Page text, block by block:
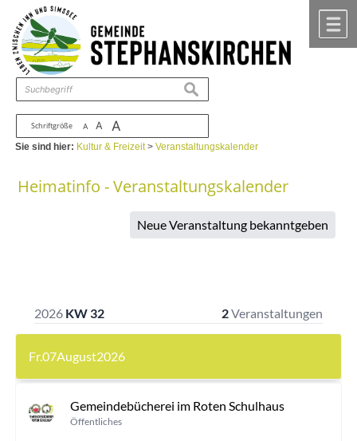
Zum Inhalt ,zur Navigation
Schriftgröße A A A
suchen
Sie sind hier: Kultur & Freizeit>Veranstaltungskalender
Heimatinfo - Veranstaltungskalender